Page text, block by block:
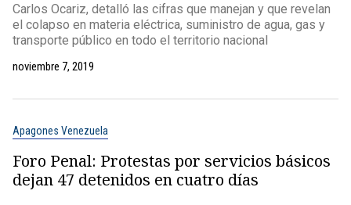
Carlos Ocariz, detalló las cifras que manejan y que revelan
el colapso en materia eléctrica, suministro de agua, gas y
transporte público en todo el territorio nacional
noviembre 7, 2019
Apagones Venezuela
Foro Penal: Protestas por servicios básicos
dejan 47 detenidos en cuatro días